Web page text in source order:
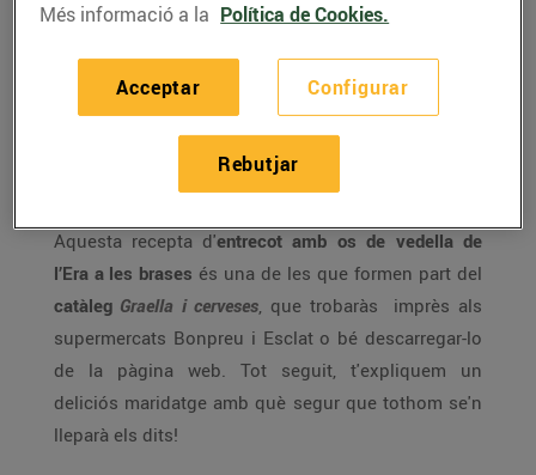
Maridatge d'entrecot de
vedella amb os de l'Era
i Franziskaner DUNKEL
Aquesta recepta d'entrecot amb os de vedella de
l’Era a les brases és una de les que formen part del
catàleg Graella i cerveses, que trobaràs imprès als
supermercats Bonpreu i Esclat o bé descarregar-lo
de la pàgina web. Tot seguit, t'expliquem un
deliciós maridatge amb què segur que tothom se'n
lleparà els dits!
Més informació a la Política de Cookies.
Configurar
Rebutjar
Acceptar